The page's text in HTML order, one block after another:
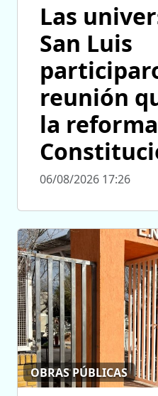
Las
San Luis
reunión
la
06/08/2026 17:26
OBRAS PÚBLICAS